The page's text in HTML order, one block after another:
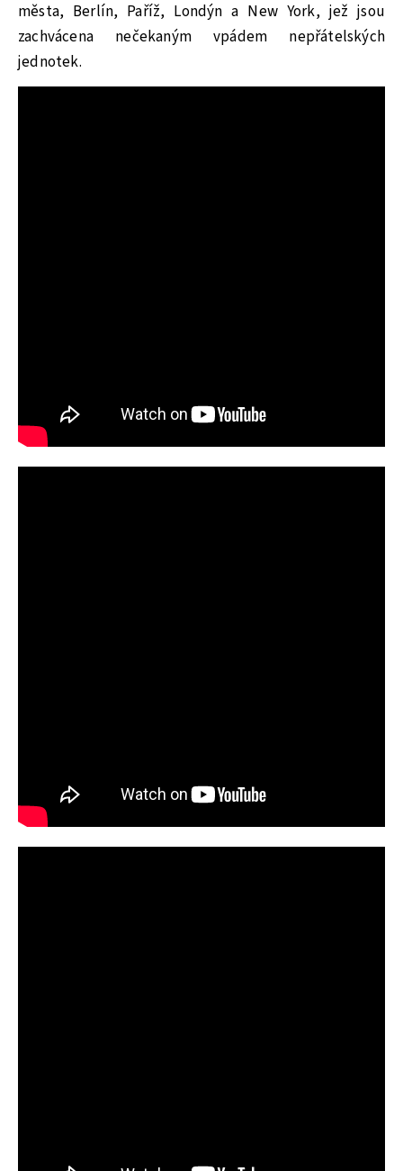
města, Berlín, Paříž, Londýn a New York, jež jsou
zachvácena nečekaným vpádem nepřátelských
jednotek.